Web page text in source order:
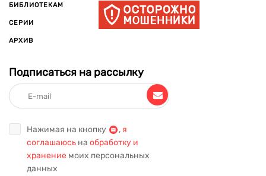
БИБЛИОТЕКАМ
СЕРИИ
АРХИВ
Подписаться на рассылку
Нажимая на кнопку , я
соглашаюсь на обработку и
хранение моих персональных
данных